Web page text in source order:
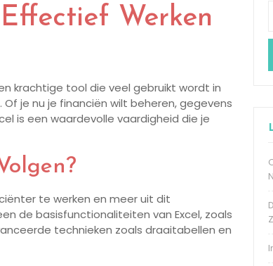
Werken
krachtige tool die veel gebruikt wordt in
je nu je financiën wilt beheren, gegevens
is een waardevolle vaardigheid die je
te werken en meer uit dit
de basisfunctionaliteiten van Excel, zoals
technieken zoals draaitabellen en